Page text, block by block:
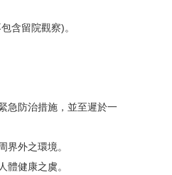
含留院觀察)。
急防治措施，並至遲於一
界外之環境。
體健康之虞。